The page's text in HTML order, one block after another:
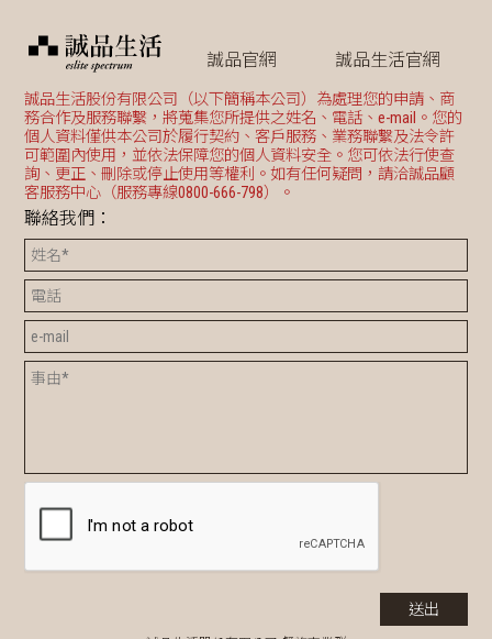
誠品官網 誠品生活官網
誠品生活股份有限公司（以下簡稱本公司）為處理您的申請、商
務合作及服務聯繫，將蒐集您所提供之姓名、電話、e-mail。您的
個人資料僅供本公司於履行契約、客戶服務、業務聯繫及法令許
可範圍內使用，並依法保障您的個人資料安全。您可依法行使查
詢、更正、刪除或停止使用等權利。如有任何疑問，請洽誠品顧
客服務中心（服務專線0800-666-798）。
聯絡我們：